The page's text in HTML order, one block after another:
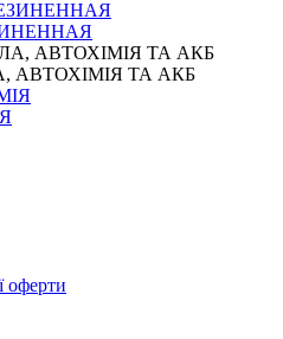
АВТОХІМІЯ ТА АКБ
оферти